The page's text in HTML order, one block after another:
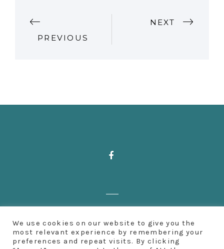
P
G
PREVIOUS
NEXT
| 50931 Köln | Fon: 0221 500 65 501 |
We use cookies on our website to give you the
most relevant experience by remembering your
preferences and repeat visits. By clicking